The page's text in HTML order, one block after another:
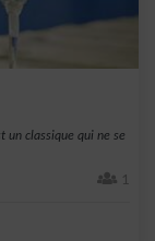
un classique qui ne se
1